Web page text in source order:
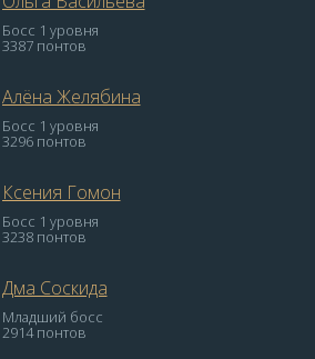
Босс 1 уровня
3387 понтов
Алёна Желябина
Босс 1 уровня
3296 понтов
Ксения Гомон
Босс 1 уровня
3238 понтов
Дма Соскида
Младший босс
2914 понтов